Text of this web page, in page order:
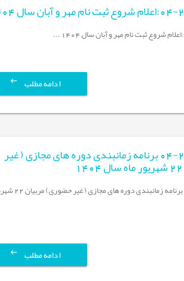
ادامه مطلب
اطلاعیه شماره 25-04 برنامه زمانبندی دوره های مجازی ( غیر
اطلاعیه شماره 25-04 برنامه زمانبندی
ادامه مطلب